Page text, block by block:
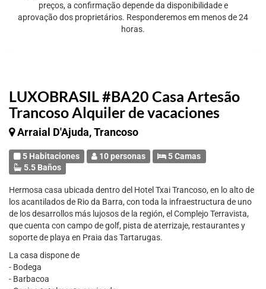
LUXOBRASIL #BA20 Casa Artesão
Trancoso Alquiler de vacaciones
Arraial D'Ajuda, Trancoso
5 Habitaciones 10 personas
5 Camas
5.5 Baños
Hermosa casa ubicada dentro del Hotel Txai Trancoso, en lo alto de
los acantilados de Rio da Barra, con toda la infraestructura de uno
de los desarrollos más lujosos de la región, el Complejo Terravista,
que cuenta con campo de golf, pista de aterrizaje, restaurantes y
soporte de playa en Praia das Tartarugas.
La casa dispone de
- Bodega
- Barbacoa
preços, a confirmação depende da disponibilidade e
aprovação dos proprietários. Responderemos em menos de 24
horas.